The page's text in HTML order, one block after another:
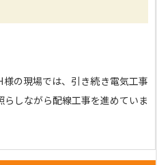
の現場では、引き続き電気工事
しながら配線工事を進めていま